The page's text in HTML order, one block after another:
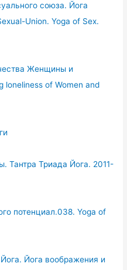
союза. Йога
Union. Yoga of Sex.
Женщины и
of Women and
Триада Йога. 2011-
потенциал.038. Yoga of
Йога воображения и